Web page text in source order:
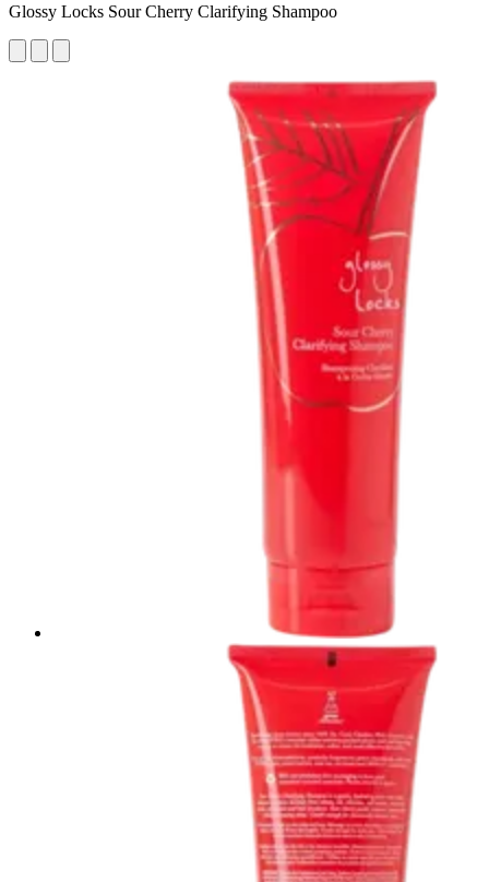
Glossy Locks Sour Cherry Clarifying Shampoo